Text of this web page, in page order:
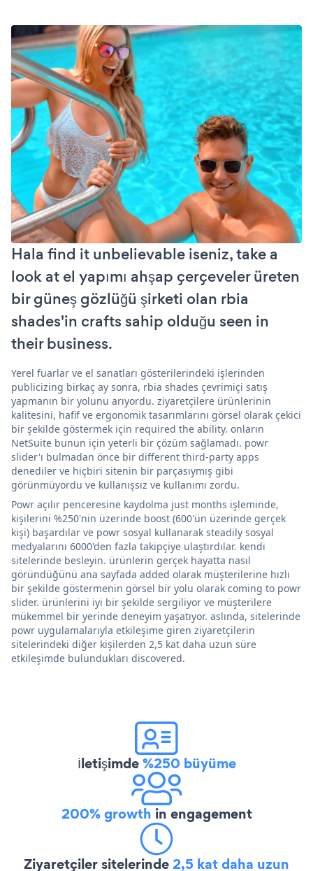
Hala find it unbelievable iseniz, take a
look at el yapımı ahşap çerçeveler üreten
bir güneş gözlüğü şirketi olan rbia
shades'in crafts sahip olduğu seen in
their business.
Yerel fuarlar ve el sanatları gösterilerindeki işlerinden
publicizing birkaç ay sonra, rbia shades çevrimiçi satış
yapmanın bir yolunu arıyordu. ziyaretçilere ürünlerinin
kalitesini, hafif ve ergonomik tasarımlarını görsel olarak çekici
bir şekilde göstermek için required the ability. onların
NetSuite bunun için yeterli bir çözüm sağlamadı. powr
slider'ı bulmadan önce bir different third-party apps
denediler ve hiçbiri sitenin bir parçasıymış gibi
görünmüyordu ve kullanışsız ve kullanımı zordu.
Powr açılır penceresine kaydolma just months işleminde,
kişilerini %250'nin üzerinde boost (600'ün üzerinde gerçek
kişi) başardılar ve powr sosyal kullanarak steadily sosyal
medyalarını 6000'den fazla takipçiye ulaştırdılar. kendi
sitelerinde besleyin. ürünlerin gerçek hayatta nasıl
göründüğünü ana sayfada added olarak müşterilerine hızlı
bir şekilde göstermenin görsel bir yolu olarak coming to powr
slider. ürünlerini iyi bir şekilde sergiliyor ve müşterilere
mükemmel bir yerinde deneyim yaşatıyor. aslında, sitelerinde
powr uygulamalarıyla etkileşime giren ziyaretçilerin
sitelerindeki diğer kişilerden 2,5 kat daha uzun süre
etkileşimde bulundukları discovered.
İletişimde%250 büyüme
200% growth in engagement
Ziyaretçiler sitelerinde2,5 kat daha uzun